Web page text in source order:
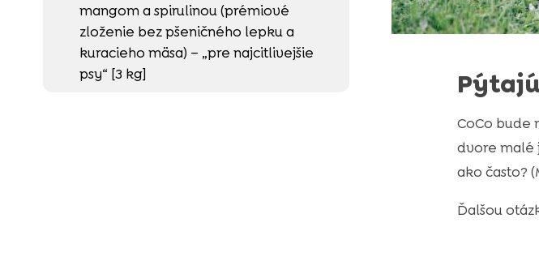
mangom a spirulinou (prémiové
zloženie bez pšeničného lepku a
kuracieho mäsa) – „pre najcitlivejšie
psy“ [3 kg]
CoCo bude
dvore malé
ako často?
Ďalšou